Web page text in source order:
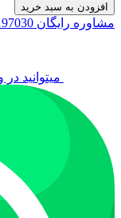
افزودن به سبد خرید
مشاوره رایگان 09126197030
میتوانید